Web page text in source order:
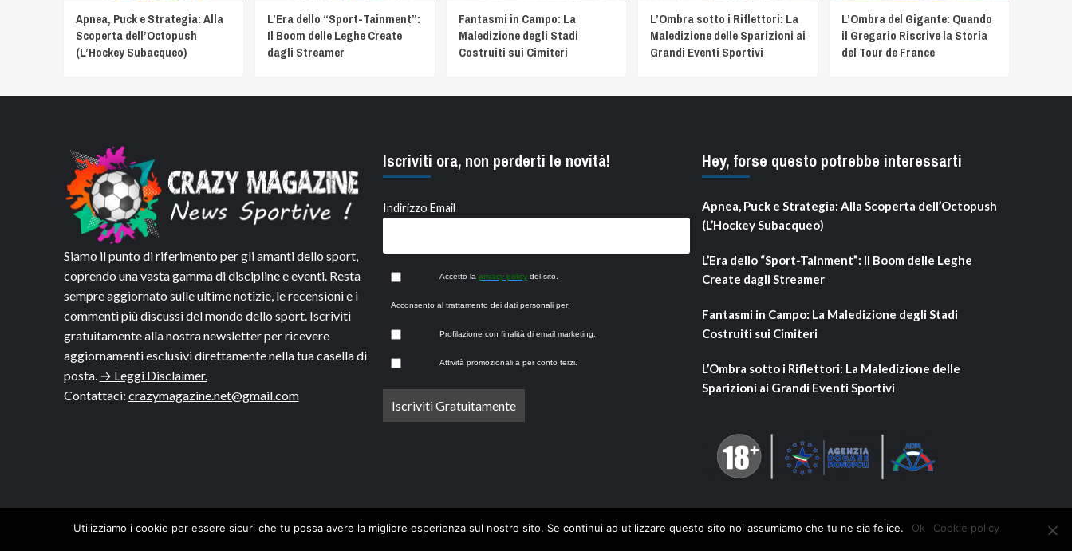
Apnea, Puck e Strategia: Alla
Scoperta dell’Octopush
(L’Hockey Subacqueo)
L’Era dello “Sport-Tainment”:
Il Boom delle Leghe Create
dagli Streamer
Fantasmi in Campo: La
Maledizione degli Stadi
Costruiti sui Cimiteri
L’Ombra sotto i Riflettori: La
Maledizione delle Sparizioni ai
Grandi Eventi Sportivi
L’Ombra del Gigante: Quando
il Gregario Riscrive la Storia
del Tour de France
Siamo il punto di riferimento per gli amanti dello sport,
coprendo una vasta gamma di discipline e eventi. Resta
sempre aggiornato sulle ultime notizie, le recensioni e i
commenti più discussi del mondo dello sport. Iscriviti
gratuitamente alla nostra newsletter per ricevere
aggiornamenti esclusivi direttamente nella tua casella di
posta. → Leggi Disclaimer.
Contattaci: crazymagazine.net@gmail.com
Iscriviti ora, non perderti le novità!
Indirizzo Email
Accetto la privacy policydel sito.
Acconsento al trattamento dei dati personali per:
Profilazione con finalità di email marketing.
Attività promozionali a per conto terzi.
Hey, forse questo potrebbe interessarti
Apnea, Puck e Strategia: Alla Scoperta dell’Octopush
(L’Hockey Subacqueo)
L’Era dello “Sport-Tainment”: Il Boom delle Leghe
Create dagli Streamer
Fantasmi in Campo: La Maledizione degli Stadi
Costruiti sui Cimiteri
L’Ombra sotto i Riflettori: La Maledizione delle
Sparizioni ai Grandi Eventi Sportivi
Utilizziamo i cookie per essere sicuri che tu possa avere la migliore esperienza sul nostro sito. Se continui ad utilizzare questo sito noi assumiamo che tu ne sia felice. Ok Cookie policy